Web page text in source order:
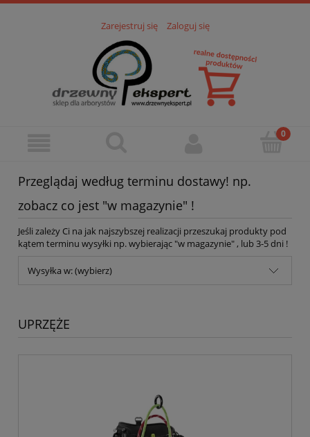
Zarejestruj się Zaloguj się
Przeglądaj według terminu dostawy! np.
zobacz co jest "w magazynie" !
Jeśli zależy Ci na jak najszybszej realizacji przeszukaj produkty pod
kątem terminu wysyłki np. wybierając "w magazynie" , lub 3-5 dni !
Wysyłka w: (wybierz)
UPRZĘŻE